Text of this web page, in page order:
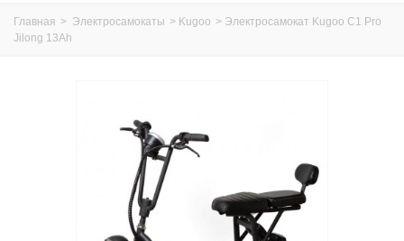
Главная > Электросамокаты > Kugoo > Электросамокат Kugoo C1 Pro
Jilong 13Ah